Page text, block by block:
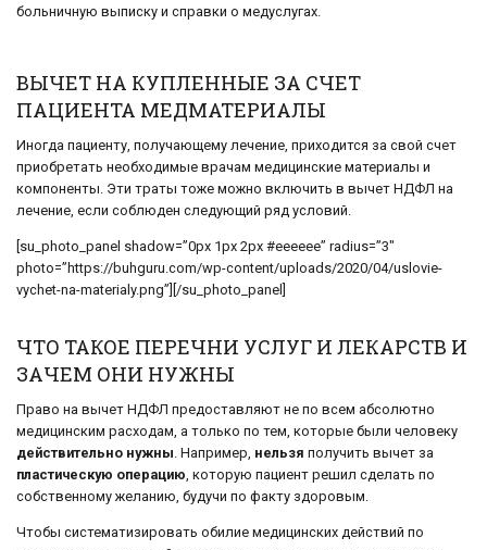
больничную выписку и справки о медуслугах.
ВЫЧЕТ НА КУПЛЕННЫЕ ЗА СЧЕТ
ПАЦИЕНТА МЕДМАТЕРИАЛЫ
Иногда пациенту, получающему лечение, приходится за свой счет
приобретать необходимые врачам медицинские материалы и
компоненты. Эти траты тоже можно включить в вычет НДФЛ на
лечение, если соблюден следующий ряд условий.
[su_photo_panel shadow=”0px 1px 2px #eeeeee” radius=”3″
photo=”https://buhguru.com/wp-content/uploads/2020/04/uslovie-
vychet-na-materialy.png”][/su_photo_panel]
ЧТО ТАКОЕ ПЕРЕЧНИ УСЛУГ И ЛЕКАРСТВ И
ЗАЧЕМ ОНИ НУЖНЫ
Право на вычет НДФЛ предоставляют не по всем абсолютно
медицинским расходам, а только по тем, которые были человеку
действительно нужны . Например, нельзя получить вычет за
пластическую операцию , которую пациент решил сделать по
собственному желанию, будучи по факту здоровым.
Чтобы систематизировать обилие медицинских действий по